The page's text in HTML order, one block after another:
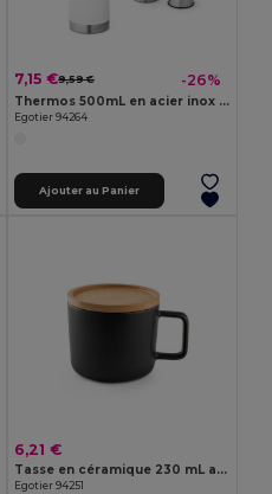
7,15 €9,59 € -26%
Thermos 500mL en acier inox à sublimation
Egotier 94264
Ajouter au Panier
6,21 €
Tasse en céramique 230 mL avec couvercle et base en bambou
Egotier 94251